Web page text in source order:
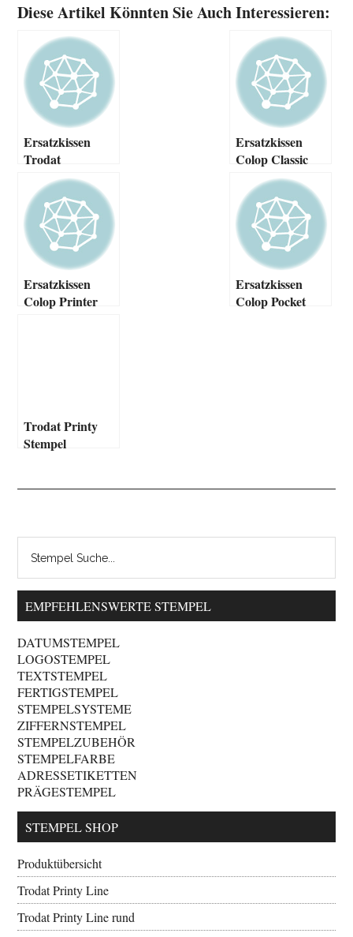
Diese Artikel Könnten Sie Auch Interessieren:
Ersatzkissen
Trodat
Professional Line
Ersatzkissen
Colop Classic
Ersatzkissen
Colop Printer
Ersatzkissen
Colop Pocket
Trodat Printy
Stempel
EMPFEHLENSWERTE STEMPEL
DATUMSTEMPEL
LOGOSTEMPEL
TEXTSTEMPEL
FERTIGSTEMPEL
STEMPELSYSTEME
ZIFFERNSTEMPEL
STEMPELZUBEHÖR
STEMPELFARBE
ADRESSETIKETTEN
PRÄGESTEMPEL
STEMPEL SHOP
Produktübersicht
Trodat Printy Line
Trodat Printy Line rund